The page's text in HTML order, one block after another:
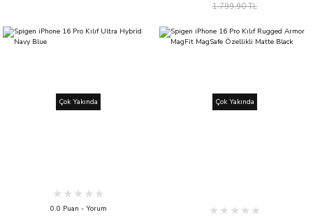
1.799,90 TL
Çok Yakında
0.0 Puan - Yorum
Çok Yakında